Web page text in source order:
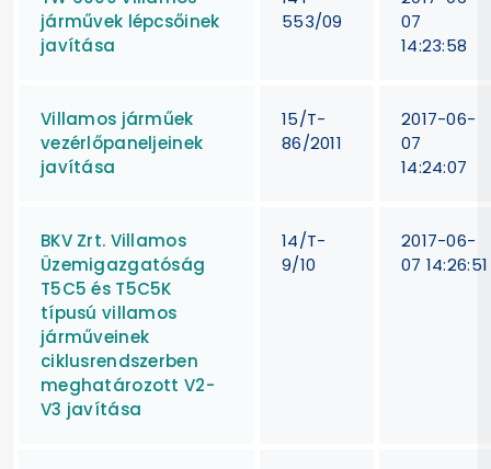
járművek lépcsőinek
javítása
553/09
07
14:23:58
Villamos járműek
vezérlőpaneljeinek
javítása
15/T-
86/2011
2017-06-
07
14:24:07
BKV Zrt. Villamos
Üzemigazgatóság
T5C5 és T5C5K
típusú villamos
járműveinek
ciklusrendszerben
meghatározott V2-
V3 javítása
14/T-
9/10
2017-06-
07 14:26:51